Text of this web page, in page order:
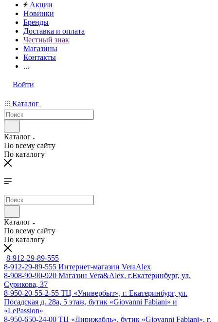
Акции
Новинки
Бренды
Доставка и оплата
Честный знак
Магазины
Контакты
...
Войти
Каталог
Каталог
По всему сайту
По каталогу
Каталог
По всему сайту
По каталогу
8-912-29-89-555
8-912-29-89-555 Интернет-магазин VeraAlex
8-908-90-90-920 Магазин Vera&Alex, г.Екатеринбург, ул.
Сурикова, 37
8-950-20-55-2-55 ТЦ «Универбыт», г. Екатеринбург, ул.
Посадская д. 28а, 5 этаж, бутик «Giovanni Fabiani» и
«LePassion»
8-950-650-24-00 ТЦ «Дирижабль», бутик «Giovanni Fabiani», г.